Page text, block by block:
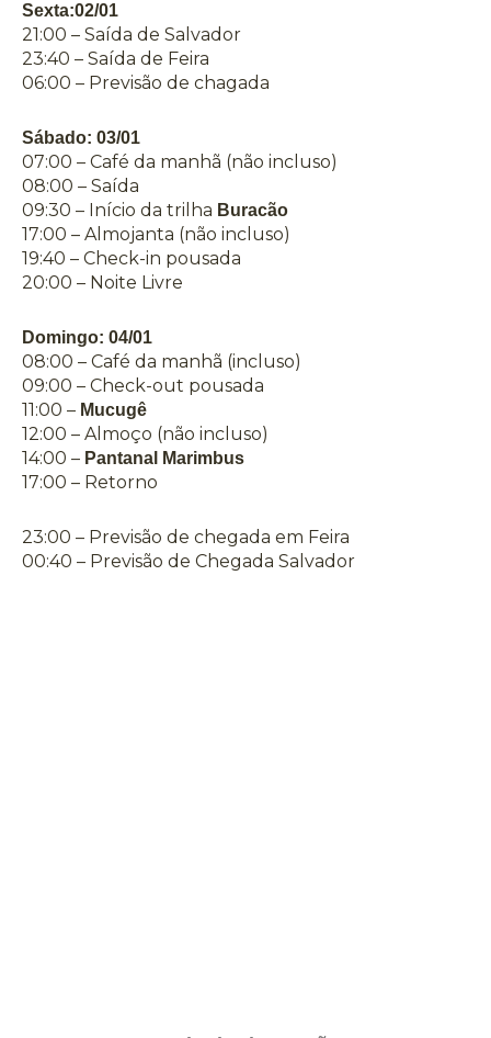
Sexta:02/01
21:00 – Saída de Salvador
23:40 – Saída de Feira
06:00 – Previsão de chagada
Sábado: 03/01
07:00 – Café da manhã (não incluso)
08:00 – Saída
09:30 – Início da trilha Buracão
17:00 – Almojanta (não incluso)
19:40 – Check-in pousada
20:00 – Noite Livre
Domingo: 04/01
08:00 – Café da manhã (incluso)
09:00 – Check-out pousada
11:00 – Mucugê
12:00 – Almoço (não incluso)
14:00 – Pantanal Marimbus
17:00 – Retorno
23:00 – Previsão de chegada em Feira
00:40 – Previsão de Chegada Salvador